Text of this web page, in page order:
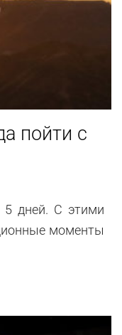
пойти с
5 дней. С этими
моменты